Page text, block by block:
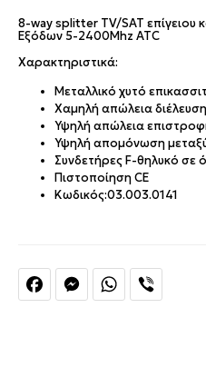
FacebookMessengerWhatsApp
8-way splitter TV/SAT επίγειου
Εξόδων 5-2400Mhz ATC
Χαρακτηριστικά:
Μεταλλικό χυτό
Χαμηλή απώλεια
Υψηλή απώλεια
Υψηλή απομόνωση
Συνδετήρες F-θηλυκό σε
Πιστοποίηση CE
Κωδικός:03.003.0141